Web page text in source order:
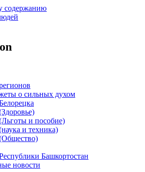
содержанию
о сильных духом
и пособие)
и техника)
Башкортостан
новости